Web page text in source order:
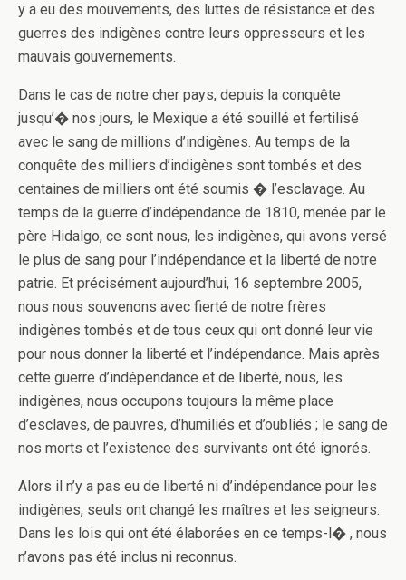
y a eu des mouvements, des luttes de résistance et des
guerres des indigènes contre leurs oppresseurs et les
mauvais gouvernements.
Dans le cas de notre cher pays, depuis la conquête
jusqu’� nos jours, le Mexique a été souillé et fertilisé
avec le sang de millions d’indigènes. Au temps de la
conquête des milliers d’indigènes sont tombés et des
centaines de milliers o­nt été soumis � l’esclavage. Au
temps de la guerre d’indépendance de 1810, menée par le
père Hidalgo, ce sont nous, les indigènes, qui avons versé
le plus de sang pour l’indépendance et la liberté de notre
patrie. Et précisément aujourd’hui, 16 septembre 2005,
nous nous souvenons avec fierté de notre frères
indigènes tombés et de tous ceux qui o­nt donné leur vie
pour nous donner la liberté et l’indépendance. Mais après
cette guerre d’indépendance et de liberté, nous, les
indigènes, nous occupons toujours la même place
d’esclaves, de pauvres, d’humiliés et d’oubliés ; le sang de
nos morts et l’existence des survivants o­nt été ignorés.
Alors il n’y a pas eu de liberté ni d’indépendance pour les
indigènes, seuls o­nt changé les maîtres et les seigneurs.
Dans les lois qui o­nt été élaborées en ce temps-l� , nous
n’avons pas été inclus ni reconnus.